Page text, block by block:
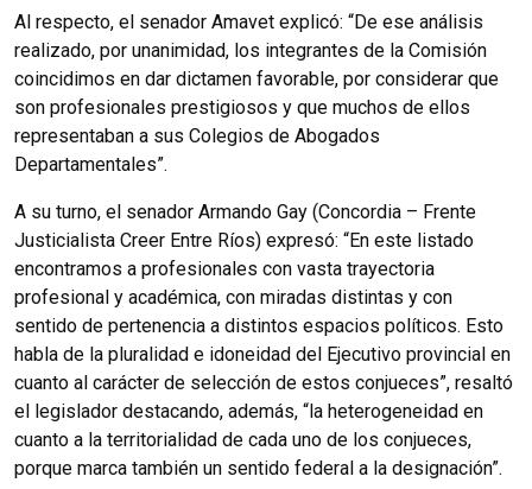
Al respecto, el senador Amavet explicó: “De ese análisis
realizado, por unanimidad, los integrantes de la Comisión
coincidimos en dar dictamen favorable, por considerar que
son profesionales prestigiosos y que muchos de ellos
representaban a sus Colegios de Abogados
Departamentales”.
A su turno, el senador Armando Gay (Concordia – Frente
Justicialista Creer Entre Ríos) expresó: “En este listado
encontramos a profesionales con vasta trayectoria
profesional y académica, con miradas distintas y con
sentido de pertenencia a distintos espacios políticos. Esto
habla de la pluralidad e idoneidad del Ejecutivo provincial en
cuanto al carácter de selección de estos conjueces”, resaltó
el legislador destacando, además, “la heterogeneidad en
cuanto a la territorialidad de cada uno de los conjueces,
porque marca también un sentido federal a la designación”.